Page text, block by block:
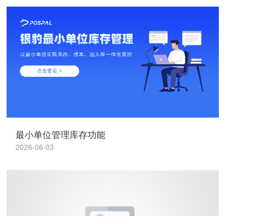
最小单位管理库存功能
2026-06-03